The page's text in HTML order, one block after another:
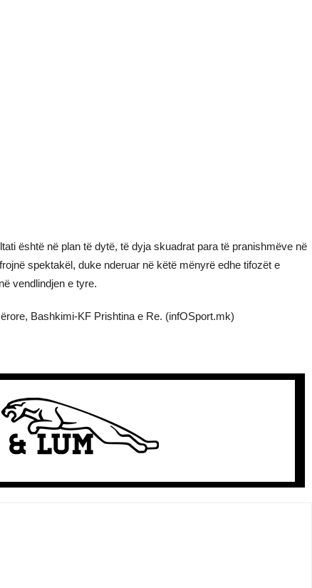
është në plan të dytë, të dyja skuadrat para të pranishmëve në
spektakël, duke nderuar në këtë mënyrë edhe tifozët e
vendlindjen e tyre.
Bashkimi-KF Prishtina e Re. (infOSport.mk)